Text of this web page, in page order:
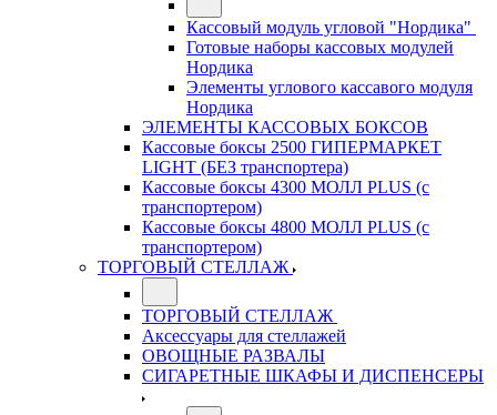
Кассовый модуль угловой "Нордика"
Готовые наборы кассовых модулей
Нордика
Элементы углового кассавого модуля
Нордика
ЭЛЕМЕНТЫ КАССОВЫХ БОКСОВ
Кассовые боксы 2500 ГИПЕРМАРКЕТ
LIGHT (БЕЗ транспортера)
Кассовые боксы 4300 МОЛЛ PLUS (с
транспортером)
Кассовые боксы 4800 МОЛЛ PLUS (с
транспортером)
ТОРГОВЫЙ СТЕЛЛАЖ
ТОРГОВЫЙ СТЕЛЛАЖ
Аксессуары для стеллажей
ОВОЩНЫЕ РАЗВАЛЫ
СИГАРЕТНЫЕ ШКАФЫ И ДИСПЕНСЕРЫ